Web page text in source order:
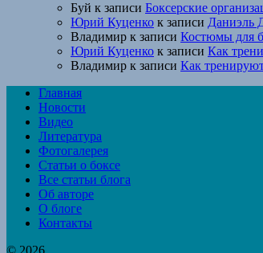
Буй к записи Боксерские
Юрий Куценко к записи Даниэль
Владимир к записи Костюмы для
Юрий Куценко к записи Как
Владимир к записи Как
Главная
Новости
Видео
Литература
Фотогалерея
Статьи о боксе
Все статьи блога
Об авторе
О блоге
Контакты